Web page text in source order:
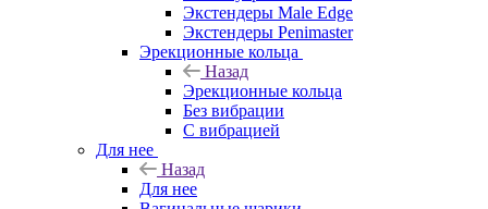
Экстендеры Male Edge
Экстендеры Penimaster
Эрекционные кольца
Назад
Эрекционные кольца
Без вибрации
С вибрацией
Для нее
Назад
Для нее